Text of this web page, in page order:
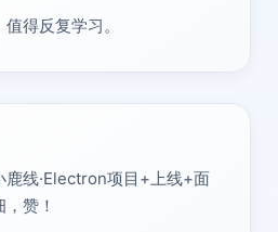
得反复学习。
鹿线·Electron项目+上线+面
赞！